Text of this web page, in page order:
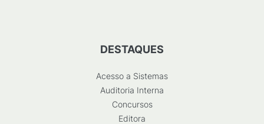
DESTAQUES
Acesso a Sistemas
Auditoria Interna
Concursos
Editora